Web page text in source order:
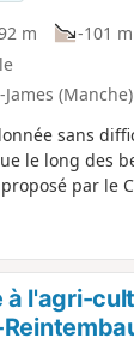
m
-101 m
(Manche)
sans
le long des
par le
du
permettant
la balade.
à l'agri-